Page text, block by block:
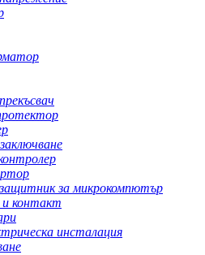
за микрокомпютър
контакт
инсталация